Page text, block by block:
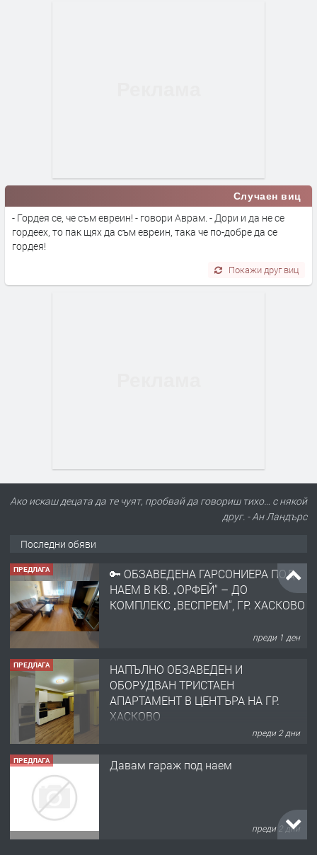
Случаен виц
- Гордея се, че съм евреин! - говори Аврам. - Дори и да не се
гордеех, то пак щях да съм евреин, така че по-добре да се
гордея!
Покажи друг виц
Ако искаш децата да те чуят, пробвай да говориш тихо… с някой
друг. - Ан Ландърс
Последни обяви
ПРЕДЛАГА
🔑 ОБЗАВЕДЕНА ГАРСОНИЕРА ПОД
НАЕМ В КВ. „ОРФЕЙ“ – ДО
КОМПЛЕКС „ВЕСПРЕМ“, ГР. ХАСКОВО
преди 1 ден
ПРЕДЛАГА
НАПЪЛНО ОБЗАВЕДЕН И
ОБОРУДВАН ТРИСТАЕН
АПАРТАМЕНТ В ЦЕНТЪРА НА ГР.
ХАСКОВО
преди 2 дни
ПРЕДЛАГА Давам гараж под наем
преди 2 дни